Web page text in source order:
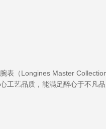
表（Longines Master
艺品质，能满足醉心于不凡品